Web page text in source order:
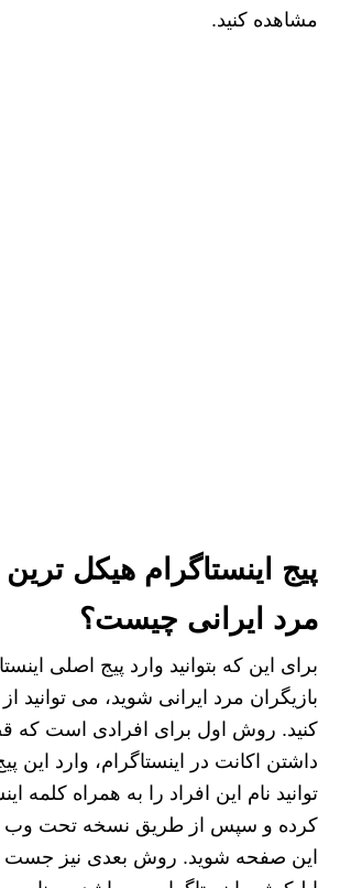
مشاهده کنید.
پیج اینستاگرام هیکل ترین
مرد ایرانی چیست؟
برای این که بتوانید وارد پیج اصلی
بازیگران مرد ایرانی شوید، می توانید
کنید. روش اول برای افرادی است که
داشتن اکانت در اینستاگرام، وارد این
توانید نام این افراد را به همراه کلمه
کرده و سپس از طریق نسخه تحت وب
این صفحه شوید. روش بعدی نیز جست